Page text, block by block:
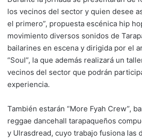
los vecinos del sector y quien desee
el primero”, propuesta escénica hip
movimiento diversos sonidos de
bailarines en escena y dirigida por el
“Soul”, la que además realizará un
vecinos del sector que podrán
experiencia.
También estarán “More Fyah Crew”,
reggae dancehall tarapaqueños
y Ulrasdread, cuyo trabajo fusiona las